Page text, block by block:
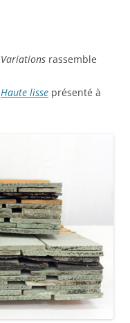
Variations rassemble
Haute lisse présenté à